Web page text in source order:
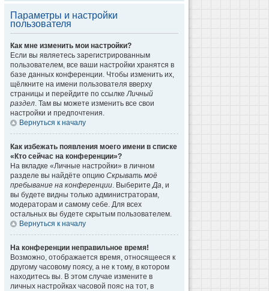
Параметры и настройки
пользователя
Как мне изменить мои настройки?
Если вы являетесь зарегистрированным
пользователем, все ваши настройки хранятся в
базе данных конференции. Чтобы изменить их,
щёлкните на имени пользователя вверху
страницы и перейдите по ссылкеЛичный
раздел. Там вы можете изменить все свои
настройки и предпочтения.
Вернуться к началу
Как избежать появления моего имени в списке
«Кто сейчас на конференции»?
На вкладке «Личные настройки» в личном
разделе вы найдёте опцию Скрывать моё
пребывание на конференции. ВыберитеДа, и
вы будете видны только администраторам,
модераторам и самому себе. Для всех
остальных вы будете скрытым пользователем.
Вернуться к началу
На конференции неправильное время!
Возможно, отображается время, относящееся к
другому часовому поясу, а не к тому, в котором
находитесь вы. В этом случае измените в
личных настройках часовой пояс на тот, в